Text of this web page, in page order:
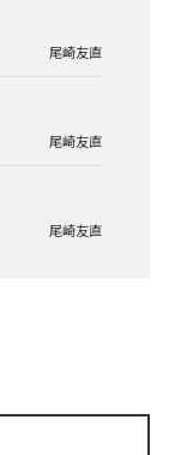
尾崎友直
尾崎友直
尾崎友直